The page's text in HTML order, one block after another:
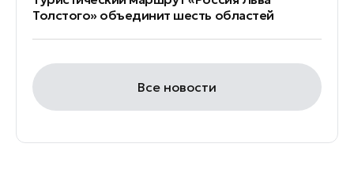
Толстого» объединит шесть областей
Все новости